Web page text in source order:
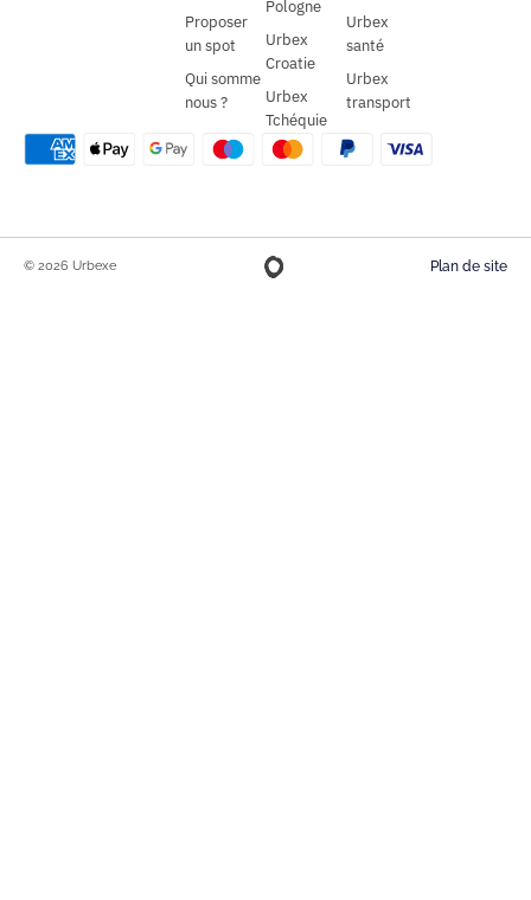
Proposer
un spot
Qui somme
nous ?
Pologne
Urbex
Croatie
Urbex
Tchéquie
Urbex
santé
Urbex
transport
© 2026 Urbexe Plan de site